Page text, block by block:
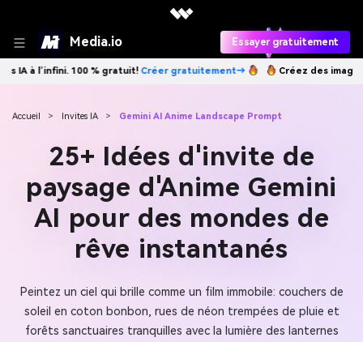
Media.io Essayer gratuitement
gratuitement→ Créez des images IA à l’infini. 100 % gratuit! Créer
Accueil > Invites IA > Gemini AI Anime Landscape Prompt
25+ Idées d'invite de
paysage d'Anime Gemini
AI pour des mondes de
rêve instantanés
Peintez un ciel qui brille comme un film immobile: couchers de
soleil en coton bonbon, rues de néon trempées de pluie et
forêts sanctuaires tranquilles avec la lumière des lanternes